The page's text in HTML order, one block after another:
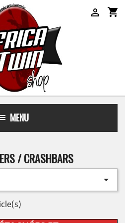
shopping_cart

MENU
/ CRASHBARS
